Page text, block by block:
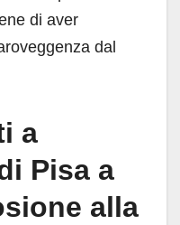
di aver
dal
a
Pisa a
alla